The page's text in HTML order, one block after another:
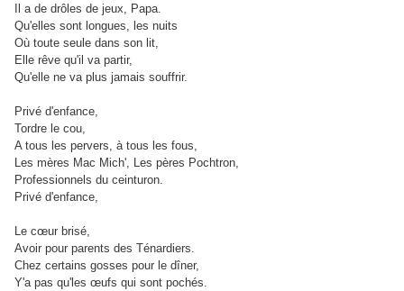
Il a de drôles de jeux, Papa.
Qu'elles sont longues, les nuits
Où toute seule dans son lit,
Elle rêve qu'il va partir,
Qu'elle ne va plus jamais souffrir.
Privé d'enfance,
Tordre le cou,
A tous les pervers, à tous les fous,
Les mères Mac Mich', Les pères Pochtron,
Professionnels du ceinturon.
Privé d'enfance,
Le cœur brisé,
Avoir pour parents des Ténardiers.
Chez certains gosses pour le dîner,
Y'a pas qu'les œufs qui sont pochés.